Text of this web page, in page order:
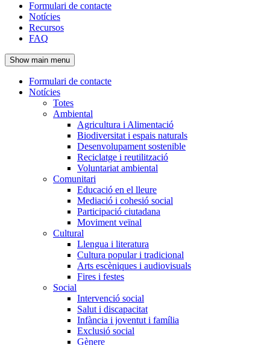
Navegació
principal
de
l'encapçalament
Formulari de contacte
Notícies
Recursos
FAQ
Show main menu
Navegació
principal
Formulari de contacte
Notícies
Totes
Ambiental
Agricultura i Alimentació
Biodiversitat i espais naturals
Desenvolupament sostenible
Reciclatge i reutilització
Voluntariat ambiental
Comunitari
Educació en el lleure
Mediació i cohesió social
Participació ciutadana
Moviment veïnal
Cultural
Llengua i literatura
Cultura popular i tradicional
Arts escèniques i audiovisuals
Fires i festes
Social
Intervenció social
Salut i discapacitat
Infància i joventut i família
Exclusió social
Gènere